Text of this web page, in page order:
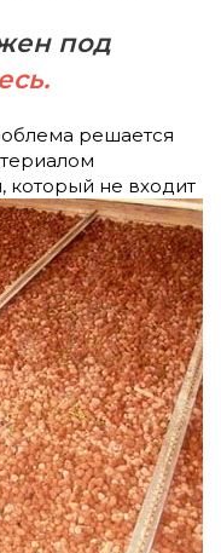
под
решается
который не входит